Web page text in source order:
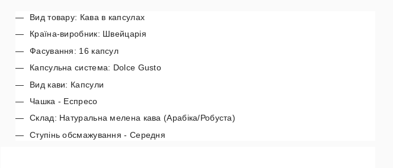
Вид товару: Кава в капсулах
Країна-виробник: Швейцарія
Фасування: 16 капсул
Капсульна система: Dolce Gusto
Вид кави: Капсули
Чашка - Еспресо
Склад: Натуральна мелена кава (Арабіка/Робуста)
Ступінь обсмажування - Середня